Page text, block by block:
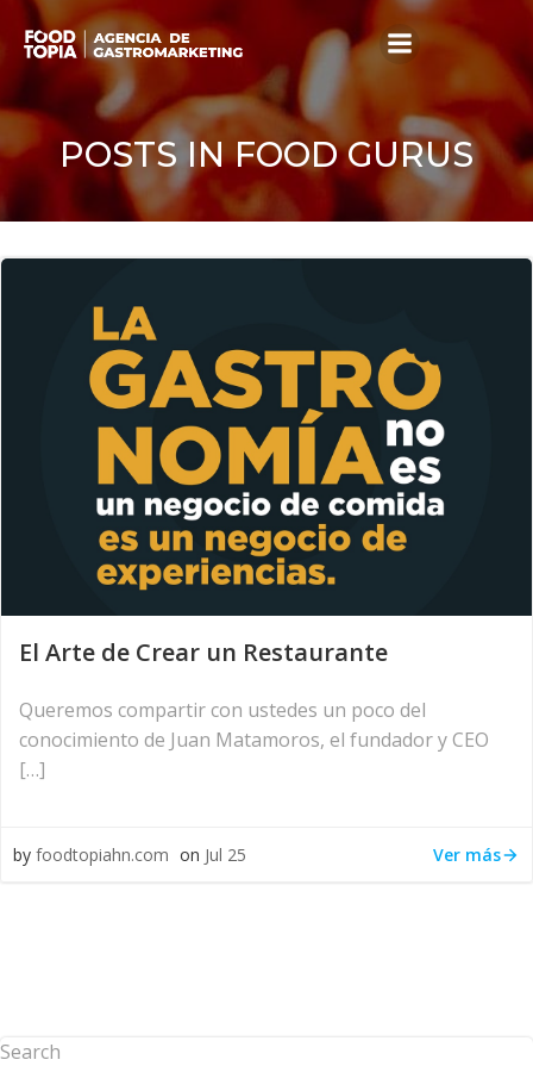
content
POSTS IN FOOD GURUS
El Arte de Crear un Restaurante
Queremos compartir con ustedes un poco del
conocimiento de Juan Matamoros, el fundador y CEO
[…]
by foodtopiahn.com on Jul 25 Ver más
Search